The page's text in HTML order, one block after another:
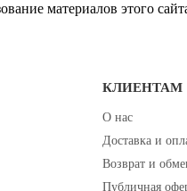
материалов этого
КЛИЕНТАМ
О нас
Доставка и
Возврат и
Публичная